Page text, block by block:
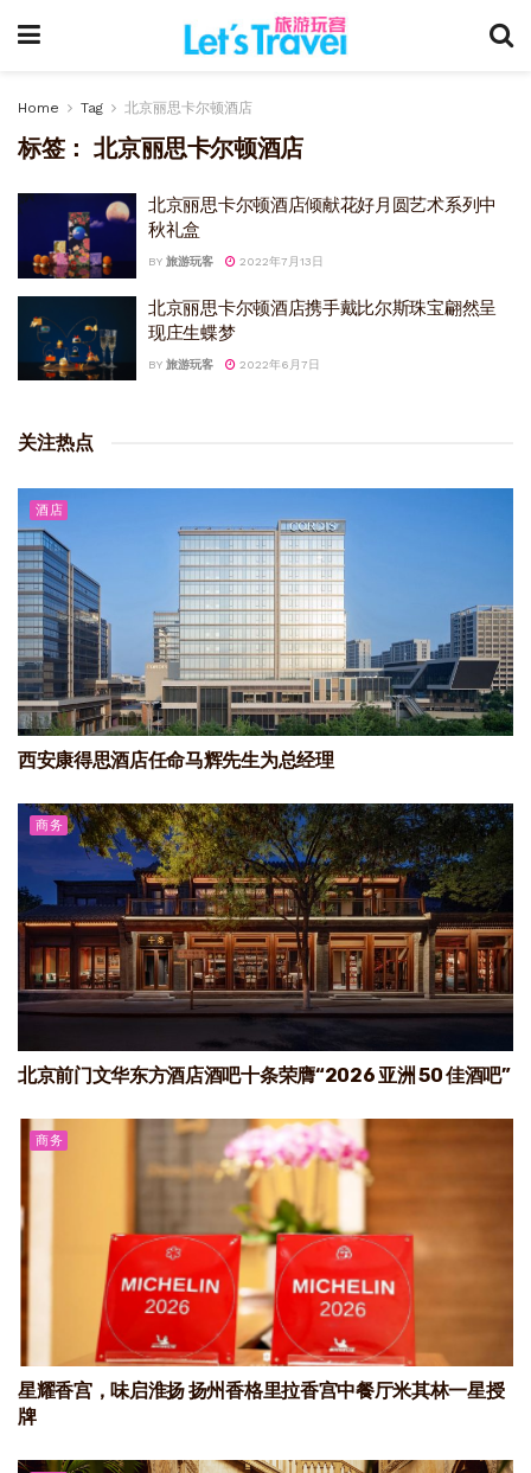
Home Tag 北京丽思卡尔顿酒店
标签：北京丽思卡尔顿酒店
北京丽思卡尔顿酒店倾献花好月圆艺术系列中
秋礼盒
BY 旅游玩客 2022年7月13日
北京丽思卡尔顿酒店携手戴比尔斯珠宝翩然呈
现庄生蝶梦
BY 旅游玩客 2022年6月7日
关注热点
酒店
西安康得思酒店任命马辉先生为总经理
商务
北京前门文华东方酒店酒吧十条荣膺“2026 亚洲 50 佳酒吧”
商务
星耀香宫，味启淮扬 扬州香格里拉香宫中餐厅米其林一星授
牌